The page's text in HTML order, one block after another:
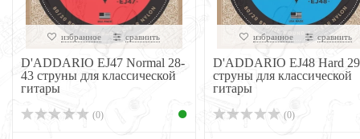
избранное сравнить
D'ADDARIO EJ47 Normal 28-
43 струны для классической
гитары
(0)
избранное сравнить
D'ADDARIO EJ48 Hard
струны для классической
гитары
(0)